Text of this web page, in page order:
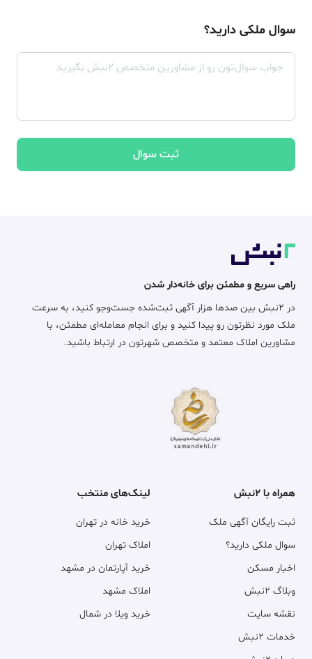
سوال ملکی دارید؟
ثبت سوال
راهی سریع و مطمئن برای خانه‌دار شدن
در ۲نبش بین صدها هزار آگهی ثبت‌شده جست‌وجو کنید، به سرعت
ملک مورد نظرتون رو پیدا کنید و برای انجام معامله‌ای مطمئن، با
مشاورین املاک معتمد و متخصص شهرتون در ارتباط باشید.
همراه با ۲نبش
ثبت رایگان آگهی ملک
سوال ملکی دارید؟
اخبار مسکن
وبلاگ ۲نبش
نقشه سایت
خدمات ۲نبش
لینک‌های منتخب
خرید خانه در تهران
املاک تهران
خرید آپارتمان در مشهد
املاک مشهد
خرید ویلا در شمال